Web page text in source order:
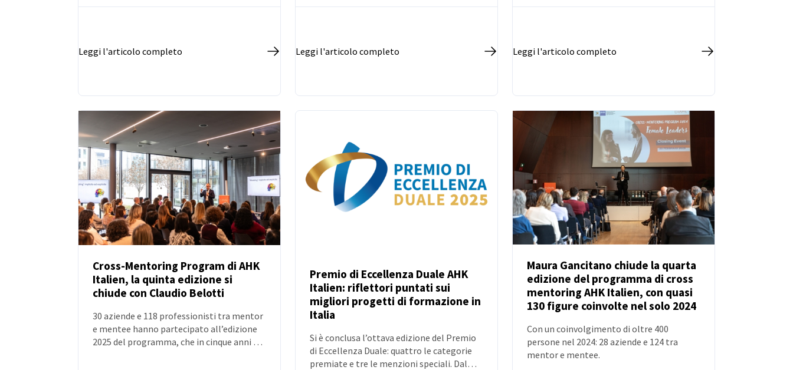
Leggi l'articolo completo
Presentato il modello di alto
2 your career”: oltre 550 apprendisti
Leggi l'articolo completo Leggi l'articolo completo
NOTIZIE
Cross-Mentoring Program di AHK
Italien, la quinta edizione si
chiude con Claudio Belotti
30 aziende e 118 professionisti tra mentor
e mentee hanno partecipato all’edizione
2025 del programma, che in cinque anni ha
NOTIZIE
Premio di Eccellenza Duale AHK
Italien: riflettori puntati sui
migliori progetti di formazione in
Italia
Si è conclusa l’ottava edizione del Premio
di Eccellenza Duale: quattro le categorie
premiate e tre le menzioni speciali. Dal
NOTIZIE
Maura Gancitano chiude la quarta
edizione del programma di cross
mentoring AHK Italien, con quasi
130 figure coinvolte nel solo 2024
Con un coinvolgimento di oltre 400
persone nel 2024: 28 aziende e 124 tra
mentor e mentee.